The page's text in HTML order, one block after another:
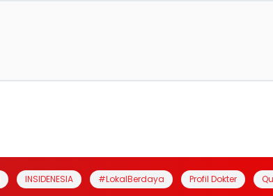
INSIDENESIA #LokalBerdaya Profil Dokter